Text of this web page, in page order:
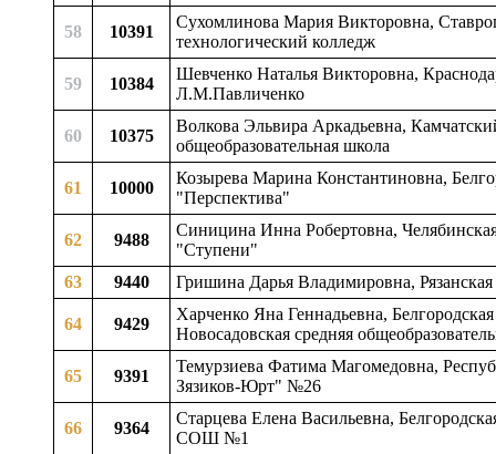
58 10391
Сухомлинова Мария Викторовна,
технологический колледж
59 10384
Шевченко Наталья Викторовна,
Л.М.Павличенко
60 10375
Волкова Эльвира Аркадьевна,
общеобразовательная школа
61 10000
Козырева Марина Константиновна,
"Перспектива"
62 9488
Синицина Инна Робертовна,
"Ступени"
63
9440 Гришина Дарья Владимировна,
64 9429
Харченко Яна Геннадьевна,
Новосадовская средняя
65 9391
Темурзиева Фатима Магомедовна,
Зязиков-Юрт" №26
66 9364
Старцева Елена Васильевна,
СОШ №1